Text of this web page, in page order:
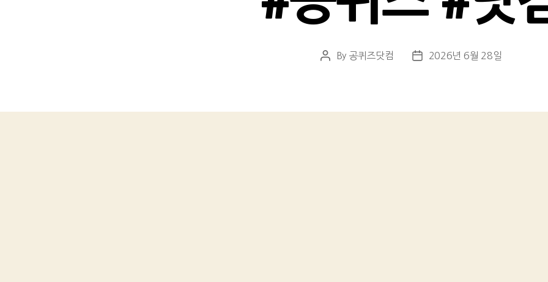
Post
By 공퀴즈닷컴
Post2026년 6월 28일